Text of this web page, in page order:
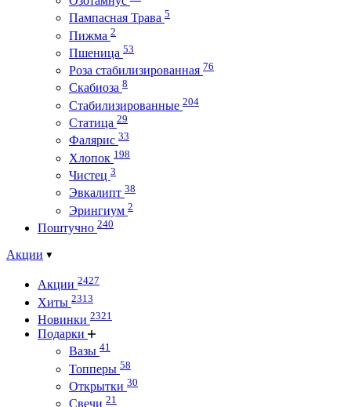
Пампасная Трава 5
Пижма 2
Пшеница 53
Роза стабилизированная 76
Скабиоза 8
Стабилизированные 204
Статица 29
Фалярис 33
Хлопок 198
Чистец 3
Эвкалипт 38
Эрингиум 2
Поштучно 240
Акции
Акции 2427
Хиты 2313
Новинки 2321
Подарки
Вазы 41
Топперы 58
Открытки 30
Свечи 21